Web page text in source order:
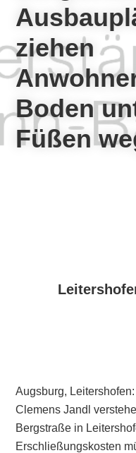
ziehen
Boden
Füßen
Augsburg,
Clemens Jandl
Bergstraße in
Erschließungskosten